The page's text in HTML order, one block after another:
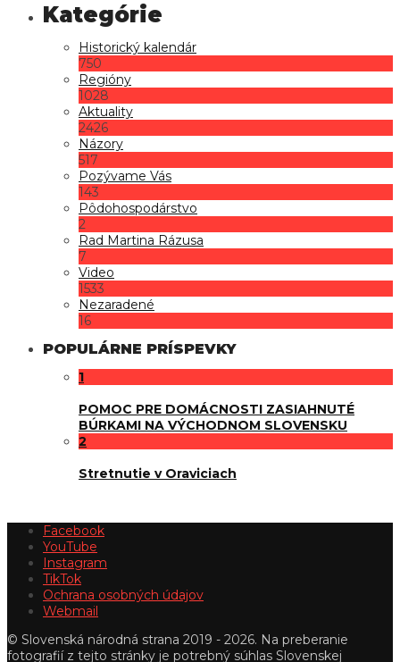
Historický kalendár
750
Regióny
1028
Aktuality
2426
Názory
517
Pozývame Vás
143
Pôdohospodárstvo
2
Rad Martina Rázusa
7
Video
1533
Nezaradené
16
POPULÁRNE PRÍSPEVKY
1
POMOC PRE DOMÁCNOSTI ZASIAHNUTÉ
BÚRKAMI NA VÝCHODNOM SLOVENSKU
2
Stretnutie v Oraviciach
Facebook
YouTube
Instagram
TikTok
Ochrana osobných údajov
Webmail
© Slovenská národná strana 2019 - 2026. Na preberanie
fotografií z tejto stránky je potrebný súhlas Slovenskej